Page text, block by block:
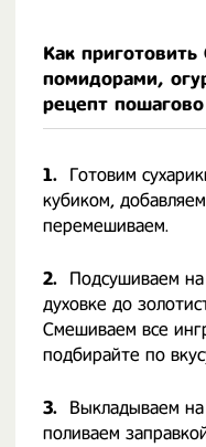
Как приготовить
помидорами,
рецепт пошагово
1.
Готовим
кубиком,
перемешиваем.
2.
Подсушиваем
духовке до
Смешиваем все
подбирайте по
3.
Выкладываем
поливаем